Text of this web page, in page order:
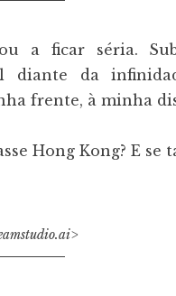
a ficar séria.
diante da
frente, à minha
Hong Kong? E se